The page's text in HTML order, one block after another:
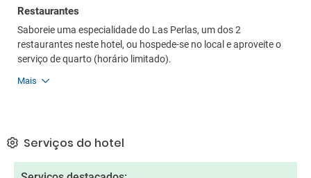
Restaurantes
Saboreie uma especialidade do Las Perlas, um dos 2
restaurantes neste hotel, ou hospede-se no local e aproveite o
serviço de quarto (horário limitado).
Mais
Serviços do hotel